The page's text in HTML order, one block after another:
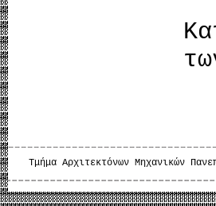
Τμήμα Αρχιτεκτόνων Μηχανικών